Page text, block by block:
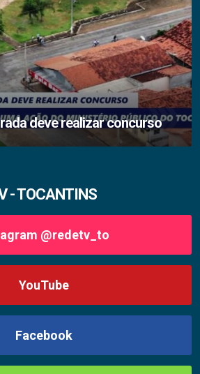
deve realizar concurso
- TOCANTINS
@redetv_to
YouTube
Facebook